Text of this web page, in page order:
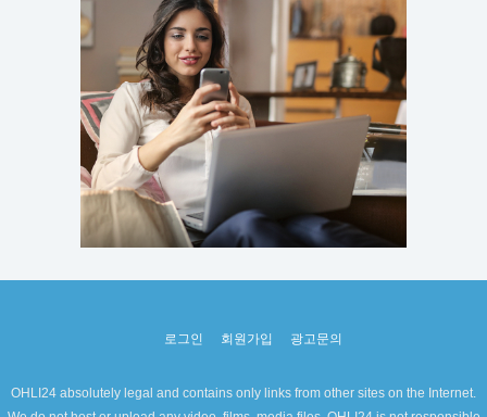
로그인 회원가입 광고문의
OHLI24 absolutely legal and contains only links from other sites on the Internet.